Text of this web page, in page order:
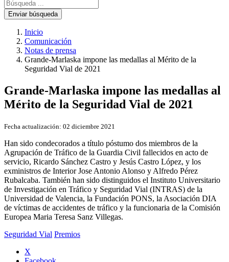
Enviar búsqueda
Inicio
Comunicación
Notas de prensa
Grande-Marlaska impone las medallas al Mérito de la
Seguridad Vial de 2021
Grande-Marlaska impone las medallas al
Mérito de la Seguridad Vial de 2021
Fecha actualización: 02 diciembre 2021
Han sido condecorados a título póstumo dos miembros de la
Agrupación de Tráfico de la Guardia Civil fallecidos en acto de
servicio, Ricardo Sánchez Castro y Jesús Castro López, y los
exministros de Interior Jose Antonio Alonso y Alfredo Pérez
Rubalcaba. También han sido distinguidos el Instituto Universitario
de Investigación en Tráfico y Seguridad Vial (INTRAS) de la
Universidad de Valencia, la Fundación PONS, la Asociación DIA
de víctimas de accidentes de tráfico y la funcionaria de la Comisión
Europea Maria Teresa Sanz Villegas.
Seguridad Vial Premios
X